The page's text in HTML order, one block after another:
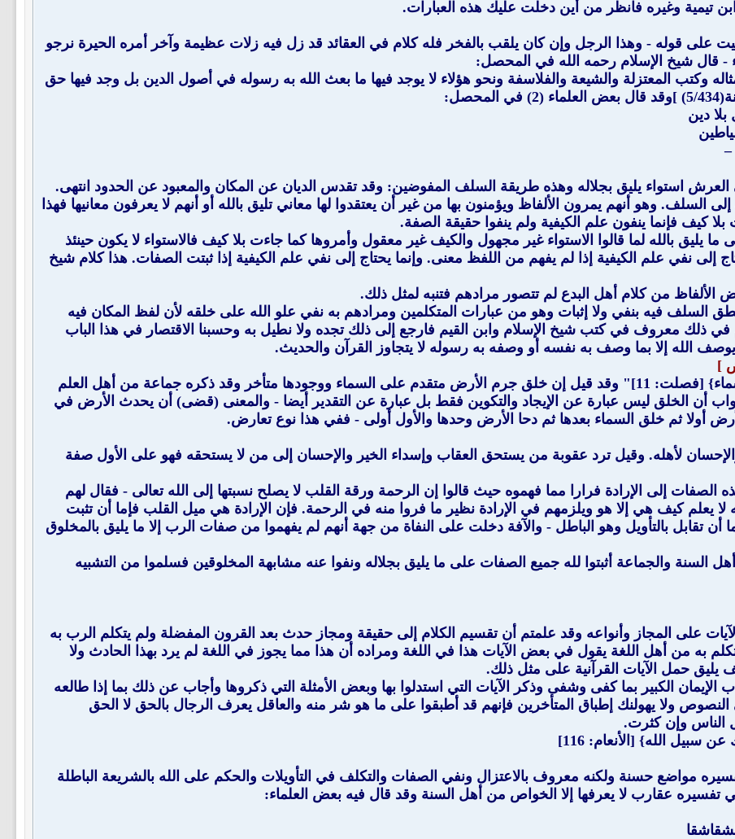
تيمية وغيره فانظر من أين دخلت عليك هذه العبارات.
على قوله - وهذا الرجل وإن كان يلقب بالفخر فله كلام في العقائد قد زل فيه زلات عظيمة وآخر أمره الحيرة نرجو
- قال شيخ الإسلام رحمه الله في المحصل:
وكتب المعتزلة والشيعة والفلاسفة ونحو هؤلاء لا يوجد فيها ما بعث الله به رسوله في أصول الدين بل وجد فيها حق
دين
–
استواء يليق بجلاله وهذه طريقة السلف المفوضين: وقد تقدس الديان عن المكان والمعبود عن الحدود انتهى.
السلف. وهو أنهم يمرون الألفاظ ويؤمنون بها من غير أن يعتقدوا لها معاني تليق بالله أو أنهم لا يعرفون معانيها فهذا
كيف فإنما ينفون علم الكيفية ولم ينفوا حقيقة الصفة.
ما يليق بالله لما قالوا الاستواء غير مجهول والكيف غير معقول وأمروها كما جاءت بلا كيف فالاستواء لا يكون حينئذ
إلى نفي علم الكيفية إذا لم يفهم من اللفظ معنى. وإنما يحتاج إلى نفي علم الكيفية إذا ثبتت الصفات. هذا كلام شيخ
من كلام أهل البدع لم تتصور مرادهم فتنبه لمثل ذلك.
السلف فيه بنفي ولا إثبات وهو من عبارات المتكلمين ومرادهم به نفي علو الله على خلقه لأن لفظ المكان فيه
في ذلك معروف في كتب شيخ الإسلام وابن القيم فارجع إلى ذلك تجده ولا نطيل به وحسبنا الاقتصار في هذا الباب
الله إلا بما وصف به نفسه أو وصفه به رسوله لا يتجاوز القرآن والحديث.
]
ومن ذلك ما ذكرتم عند قوله تعالى: {ثم استوى إلى السماء} [فصلت: 11]" وقد قيل إن خلق جرم الأرض متقدم على السماء ووجودها متأخر وقد ذكره جماعة من أهل العلم
أن الخلق ليس عبارة عن الإيجاد والتكوين فقط بل عبارة عن التقدير أيضا - والمعنى (قضى) أن يحدث الأرض في
أولا ثم خلق السماء بعدها ثم دحا الأرض وحدها والأول أولى - ففي هذا نوع تعارض.
لأهله. وقيل ترد عقوبة من يستحق العقاب وإسداء الخير والإحسان إلى من لا يستحقه فهو على الأول صفة
إلى الإرادة فرارا مما فهموه حيث قالوا إن الرحمة ورقة القلب لا يصلح نسبتها إلى الله تعالى - فقال لهم
يعلم كيف هي إلا هو ويلزمهم في الإرادة نظير ما فروا منه في الرحمة. فإن الإرادة هي ميل القلب فإما أن تثبت
تقابل بالتأويل وهو الباطل - والآفة دخلت على النفاة من جهة أنهم لم يفهموا من صفات الرب إلا ما يليق بالمخلوق
آخرا " وأهل السنة والجماعة أثبتوا لله جميع الصفات على ما يليق بجلاله ونفوا عنه مشابهة المخلوقين فسلموا من التشبيه
على المجاز وأنواعه وقد علمتم أن تقسيم الكلام إلى حقيقة ومجاز حدث بعد القرون المفضلة ولم يتكلم الرب به
به من أهل اللغة يقول في بعض الآيات هذا في اللغة ومراده أن هذا مما يجوز في اللغة لم يرد بهذا الحادث ولا
يليق حمل الآيات القرآنية على مثل ذلك.
الإيمان الكبير بما كفى وشفى وذكر الآيات التي استدلوا بها وبعض الأمثلة التي ذكروها وأجاب عن ذلك بما إذا طالعه
ولا يهولنك إطباق المتأخرين فإنهم قد أطبقوا على ما هو شر منه والعاقل يعرف الرجال بالحق لا الحق
الناس وإن كثرت.
الله} [الأنعام: 116]
مواضع حسنة ولكنه معروف بالاعتزال ونفي الصفات والتكلف في التأويلات والحكم على الله بالشريعة الباطلة
عقارب لا يعرفها إلا الخواص من أهل السنة وقد قال فيه بعض العلماء: